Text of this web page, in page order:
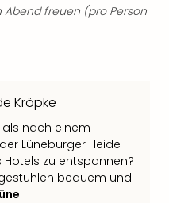
freuen (pro Person
Kröpke
als nach einem
Lüneburger Heide
zu entspannen?
bequem und
.